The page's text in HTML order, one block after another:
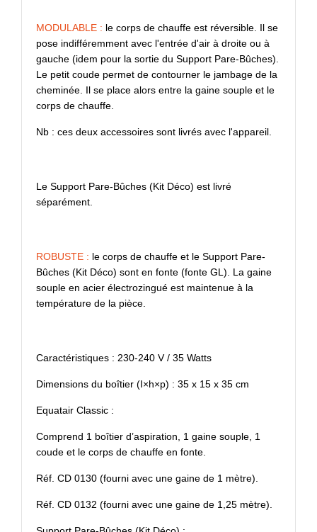
MODULABLE : le corps de chauffe est réversible. Il se
pose indifféremment avec l'entrée d'air à droite ou à
gauche (idem pour la sortie du Support Pare-Bûches).
Le petit coude permet de contourner le jambage de la
cheminée. Il se place alors entre la gaine souple et le
corps de chauffe.
Nb : ces deux accessoires sont livrés avec l'appareil.
Le Support Pare-Bûches (Kit Déco) est livré
séparément.
ROBUSTE : le corps de chauffe et le Support Pare-
Bûches (Kit Déco) sont en fonte (fonte GL). La gaine
souple en acier électrozingué est maintenue à la
température de la pièce.
Caractéristiques : 230-240 V / 35 Watts
Dimensions du boîtier (I×h×p) : 35 x 15 x 35 cm
Equatair Classic :
Comprend 1 boîtier d’aspiration, 1 gaine souple, 1
coude et le corps de chauffe en fonte.
Réf. CD 0130 (fourni avec une gaine de 1 mètre).
Réf. CD 0132 (fourni avec une gaine de 1,25 mètre).